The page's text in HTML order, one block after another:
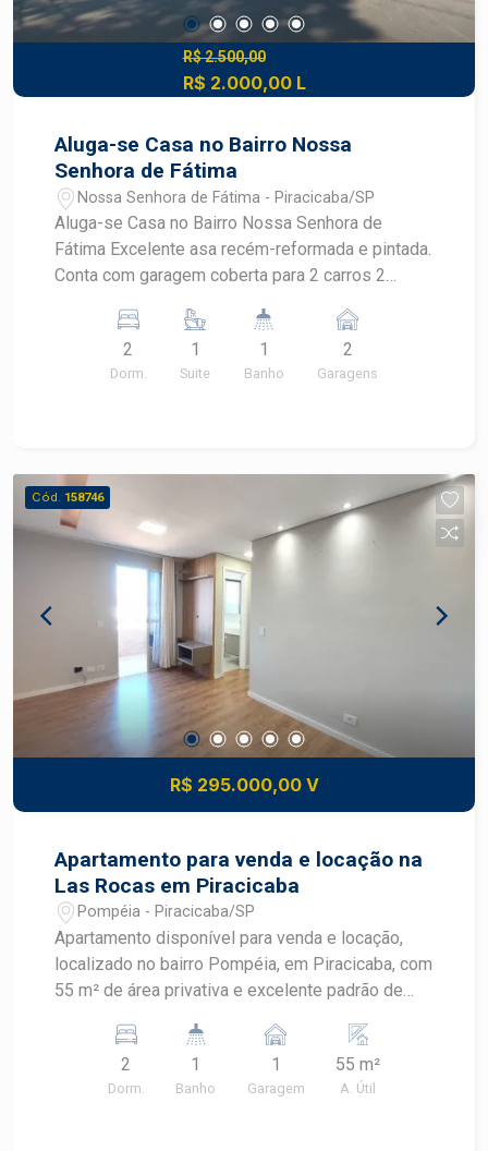
R$ 2.500,00
R$ 2.000,00 L
Aluga-se Casa no Bairro Nossa
Senhora de Fátima
Nossa Senhora de Fátima - Piracicaba/SP
Aluga-se Casa no Bairro Nossa Senhora de
Fátima Excelente asa recém-reformada e pintada.
Conta com garagem coberta para 2 carros 2
ventilador. Lavanderia coberta
2
Dorm.
1
Suite
1
Banho
2
Garagens
Cód. 158746
R$ 295.000,00 V
Apartamento para venda e locação na
Las Rocas em Piracicaba
Pompéia - Piracicaba/SP
Apartamento disponível para venda e locação,
localizado no bairro Pompéia, em Piracicaba, com
55 m² de área privativa e excelente padrão de
oferece ambientes planejados, tecnologia,
conforto e praticidade, sendo uma excelente
opção para morar ou investir, especialmente pela
2
Dorm.
1
Banho
1
Garagem
55 m²
A. Útil